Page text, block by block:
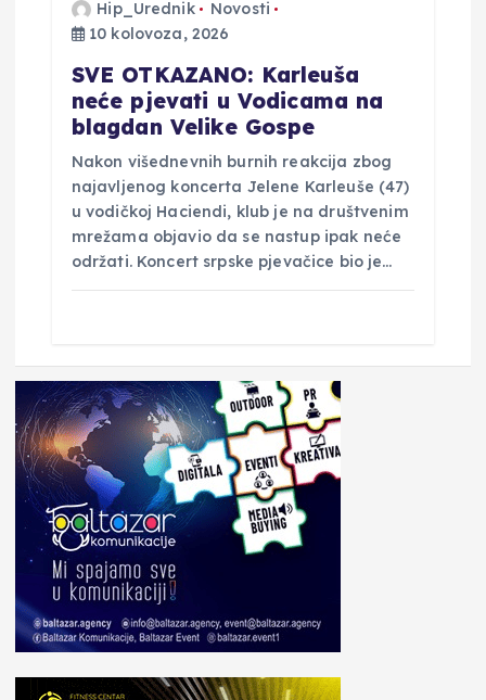
Hip_Urednik
Novosti
10 kolovoza, 2026
SVE OTKAZANO: Karleuša
neće pjevati u Vodicama na
blagdan Velike Gospe
Nakon višednevnih burnih reakcija zbog
najavljenog koncerta Jelene Karleuše (47)
u vodičkoj Haciendi, klub je na društvenim
mrežama objavio da se nastup ipak neće
održati. Koncert srpske pjevačice bio je…